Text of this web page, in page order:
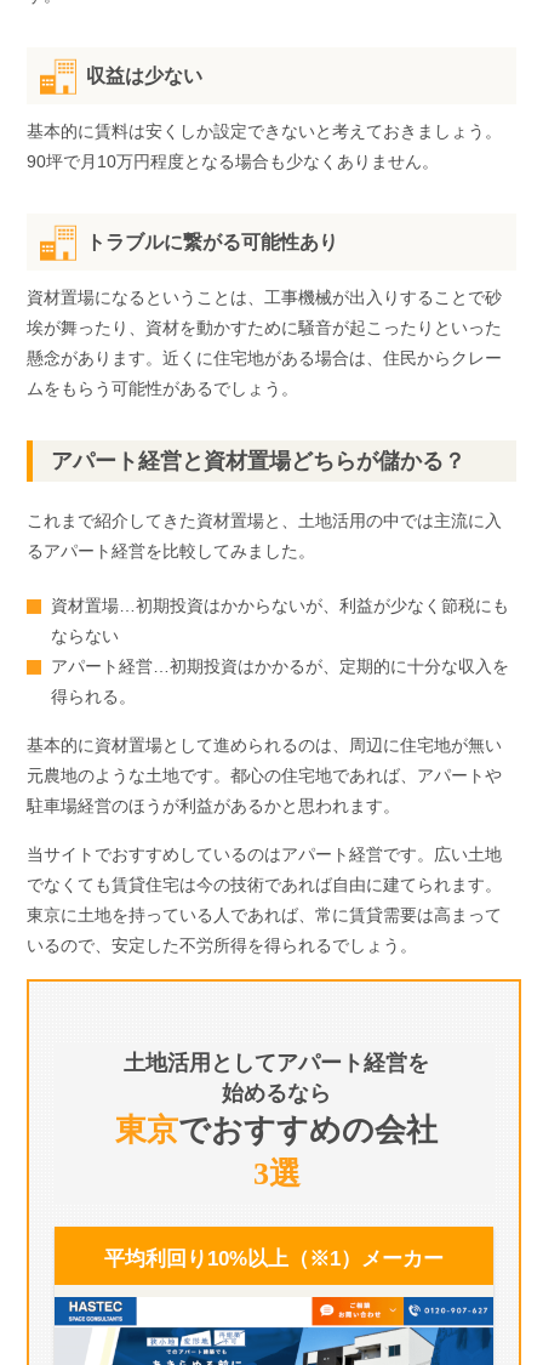
収益は少ない
基本的に賃料は安くしか設定できないと考えておきましょう。
90坪で月10万円程度となる場合も少なくありません。
トラブルに繋がる可能性あり
資材置場になるということは、工事機械が出入りすることで砂
埃が舞ったり、資材を動かすために騒音が起こったりといった
懸念があります。近くに住宅地がある場合は、住民からクレー
ムをもらう可能性があるでしょう。
アパート経営と資材置場どちらが儲かる？
これまで紹介してきた資材置場と、土地活用の中では主流に入
るアパート経営を比較してみました。
資材置場…初期投資はかからないが、利益が少なく節税にも
ならない
アパート経営…初期投資はかかるが、定期的に十分な収入を
得られる。
基本的に資材置場として進められるのは、周辺に住宅地が無い
元農地のような土地です。都心の住宅地であれば、アパートや
駐車場経営のほうが利益があるかと思われます。
当サイトでおすすめしているのはアパート経営です。広い土地
でなくても賃貸住宅は今の技術であれば自由に建てられます。
東京に土地を持っている人であれば、常に賃貸需要は高まって
いるので、安定した不労所得を得られるでしょう。
土地活用としてアパート経営を
始めるなら
東京でおすすめの会社
3選
平均利回り10%以上（※1） メーカー